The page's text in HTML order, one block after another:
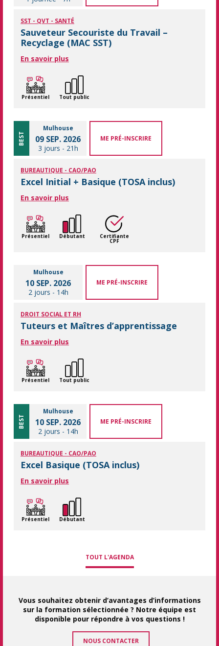
SST - QVT - SANTÉ
Sauveteur Secouriste du Travail –
Recyclage (MAC SST)
En savoir plus
Présentiel Tout public
BEST
Mulhouse
09 SEP. 2026
3 jours - 21h
ME PRÉ-INSCRIRE
BUREAUTIQUE - CAO/PAO
Excel Initial + Basique (TOSA inclus)
En savoir plus
Présentiel Débutant Certifiante
CPF
Mulhouse
10 SEP. 2026
2 jours - 14h
ME PRÉ-INSCRIRE
DROIT SOCIAL ET RH
Tuteurs et Maîtres d’apprentissage
En savoir plus
Présentiel Tout public
BEST
Mulhouse
10 SEP. 2026
2 jours - 14h
ME PRÉ-INSCRIRE
BUREAUTIQUE - CAO/PAO
Excel Basique (TOSA inclus)
En savoir plus
Présentiel Débutant
TOUT L'AGENDA
Vous souhaitez obtenir d’avantages d’informations
sur la formation sélectionnée ? Notre équipe est
disponible pour répondre à vos questions !
NOUS CONTACTER